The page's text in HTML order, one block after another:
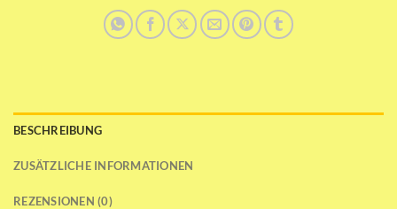
BESCHREIBUNG
ZUSÄTZLICHE INFORMATIONEN
REZENSIONEN (0)